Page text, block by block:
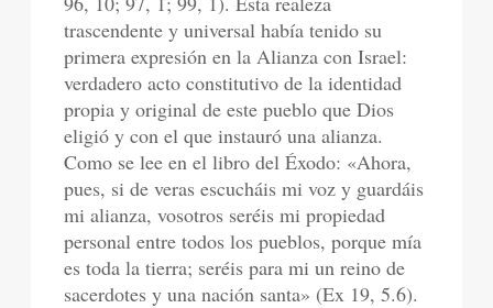
trascendente y universal había tenido su
primera expresión en la Alianza con Israel:
verdadero acto constitutivo de la identidad
propia y original de este pueblo que Dios
eligió y con el que instauró una alianza.
Como se lee en el libro del Éxodo: «Ahora,
pues, si de veras escucháis mi voz y guardáis
mi alianza, vosotros seréis mi propiedad
personal entre todos los pueblos, porque mía
es toda la tierra; seréis para mi un reino de
sacerdotes y una nación santa» (Ex 19, 5.6).